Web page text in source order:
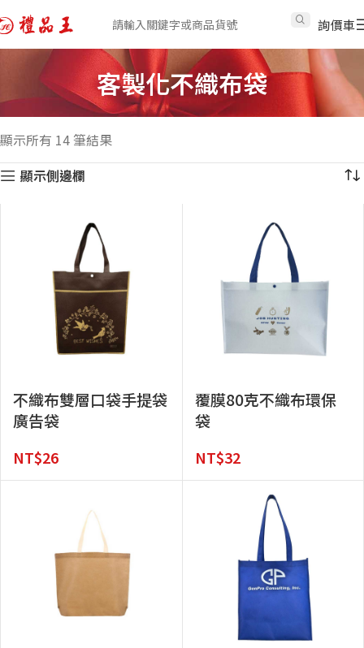
詢價車
客製化不織布袋
顯示所有 14 筆結果
顯示側邊欄
不織布雙層口袋手提袋
廣告袋
NT$26
覆膜80克不織布環保
袋
NT$32